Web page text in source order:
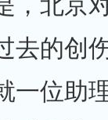
去的创
一位助